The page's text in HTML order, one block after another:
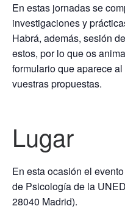
En estas jornadas se
investigaciones y
Habrá, además, sesión
estos, por lo que os
formulario que aparece
vuestras propuestas.
Lugar
En esta ocasión el
de Psicología de la
28040 Madrid).